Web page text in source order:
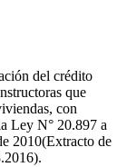
del crédito
que
con
Ley N° 20.897 a
2010(Extracto de